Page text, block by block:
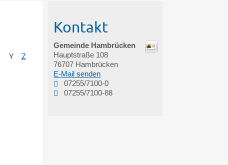
Y Z
Kontakt
Gemeinde Hambrücken
Hauptstraße 108
76707 Hambrücken
E-Mail senden
07255/7100-0
07255/7100-88